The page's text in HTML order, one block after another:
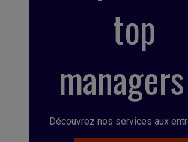
top
Découvrez nos services aux